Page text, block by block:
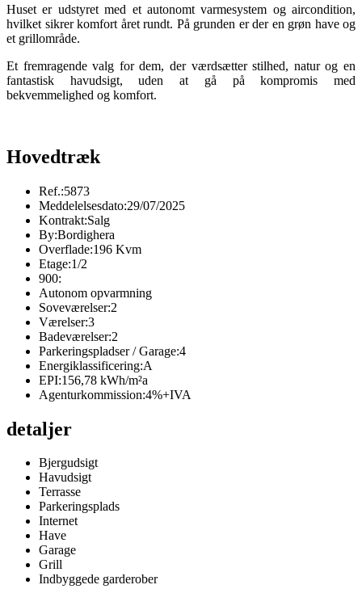
Huset er udstyret med et autonomt varmesystem og aircondition,
hvilket sikrer komfort året rundt. På grunden er der en grøn have og
et grillområde.
Et fremragende valg for dem, der værdsætter stilhed, natur og en
fantastisk havudsigt, uden at gå på kompromis med
bekvemmelighed og komfort.
Hovedtræk
Ref.:5873
Meddelelsesdato:29/07/2025
Kontrakt:Salg
By:Bordighera
Overflade:196 Kvm
Etage:1/2
900:
Autonom opvarmning
Soveværelser:2
Værelser:3
Badeværelser:2
Parkeringspladser / Garage:4
Energiklassificering:A
EPI:156,78 kWh/m²a
Agenturkommission:4%+IVA
detaljer
Bjergudsigt
Havudsigt
Terrasse
Parkeringsplads
Internet
Have
Garage
Grill
Indbyggede garderober